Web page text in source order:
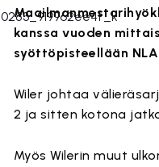
kanssa vuoden
syöttöpisteellään
Wiler johtaa
2 ja sitten kotona
Myös Wilerin muut